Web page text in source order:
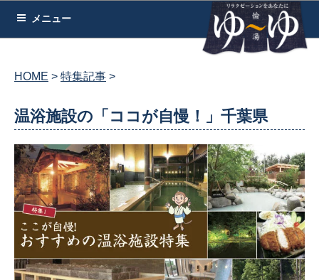
メニュー
HOME 特集記事
温浴施設の「ココが自慢！」千葉県